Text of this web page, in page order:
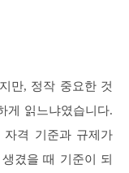
만, 정작 중요한 것
게 읽느냐였습니다.
자격 기준과 규제가
겼을 때 기준이 되